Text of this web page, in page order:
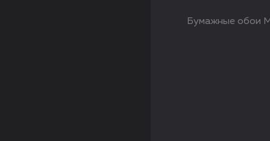
Бумажные обои